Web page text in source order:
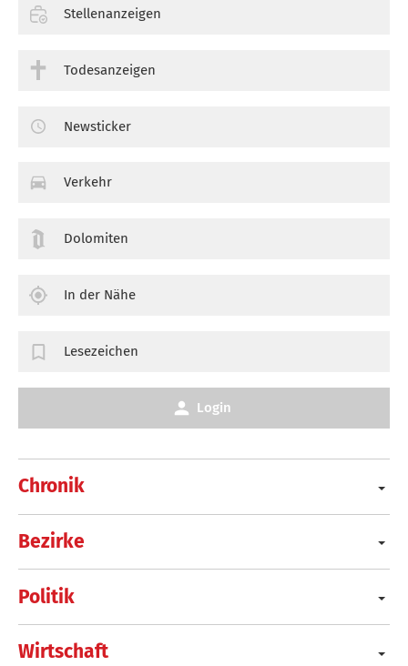
Chronik
Bezirke
Politik
Wirtschaft
Stellenanzeigen
Todesanzeigen
Newsticker
Verkehr
Dolomiten
In der Nähe
Lesezeichen
Login